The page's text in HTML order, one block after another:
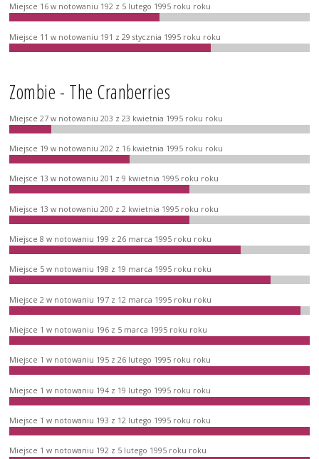
Miejsce 16 w notowaniu 192 z 5 lutego 1995 roku roku
Miejsce 11 w notowaniu 191 z 29 stycznia 1995 roku roku
Zombie - The Cranberries
Miejsce 27 w notowaniu 203 z 23 kwietnia 1995 roku roku
Miejsce 19 w notowaniu 202 z 16 kwietnia 1995 roku roku
Miejsce 13 w notowaniu 201 z 9 kwietnia 1995 roku roku
Miejsce 13 w notowaniu 200 z 2 kwietnia 1995 roku roku
Miejsce 8 w notowaniu 199 z 26 marca 1995 roku roku
Miejsce 5 w notowaniu 198 z 19 marca 1995 roku roku
Miejsce 2 w notowaniu 197 z 12 marca 1995 roku roku
Miejsce 1 w notowaniu 196 z 5 marca 1995 roku roku
Miejsce 1 w notowaniu 195 z 26 lutego 1995 roku roku
Miejsce 1 w notowaniu 194 z 19 lutego 1995 roku roku
Miejsce 1 w notowaniu 193 z 12 lutego 1995 roku roku
Miejsce 1 w notowaniu 192 z 5 lutego 1995 roku roku